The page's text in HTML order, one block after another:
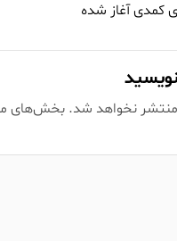
کمدی آغاز شده
نخواهد شد. بخش‌های